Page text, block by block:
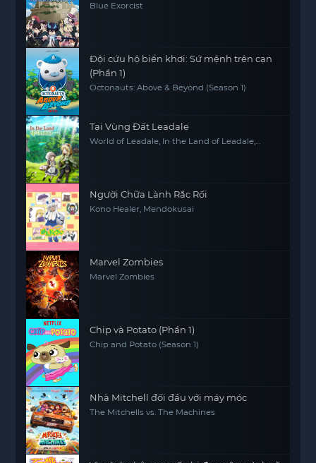
Blue Exorcist
Đội cứu hộ biển khơi: Sứ mệnh trên cạn
(Phần 1)
Octonauts: Above & Beyond (Season 1)
Tại Vùng Đất Leadale
World of Leadale, In the Land of Leadale,
Người Chữa Lành Rắc Rối
Kono Healer, Mendokusai
Marvel Zombies
Marvel Zombies
Chip và Potato (Phần 1)
Chip and Potato (Season 1)
Nhà Mitchell đối đầu với máy móc
The Mitchells vs. The Machines